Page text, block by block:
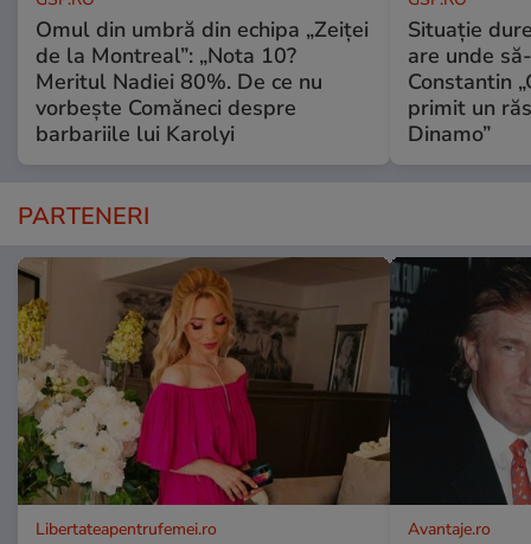
Omul din umbră din echipa „Zeiței
de la Montreal”: „Nota 10?
Meritul Nadiei 80%. De ce nu
vorbește Comăneci despre
barbariile lui Karolyi
Situație
are unde
Constantin
primit un
Dinamo”
PARTENERI
Libertateapentrufemei.ro Avantaje.ro